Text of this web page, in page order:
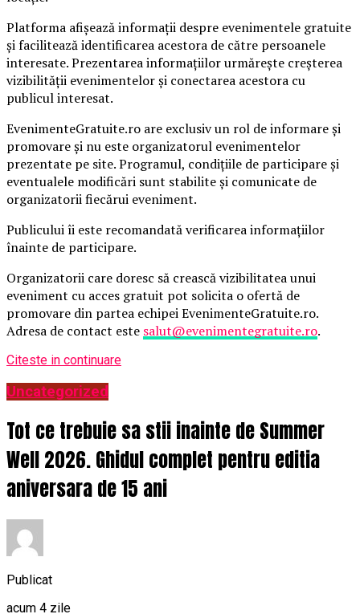
Platforma afișează informații despre evenimentele gratuite
și facilitează identificarea acestora de către persoanele
interesate. Prezentarea informațiilor urmărește creșterea
vizibilității evenimentelor și conectarea acestora cu
publicul interesat.
EvenimenteGratuite.ro are exclusiv un rol de informare și
promovare și nu este organizatorul evenimentelor
prezentate pe site. Programul, condițiile de participare și
eventualele modificări sunt stabilite și comunicate de
organizatorii fiecărui eveniment.
Publicului îi este recomandată verificarea informațiilor
înainte de participare.
Organizatorii care doresc să crească vizibilitatea unui
eveniment cu acces gratuit pot solicita o ofertă de
promovare din partea echipei EvenimenteGratuite.ro.
Adresa de contact este salut@evenimentegratuite.ro.
Citeste in continuare
Uncategorized
Tot ce trebuie sa stii inainte de Summer
Well 2026. Ghidul complet pentru editia
aniversara de 15 ani
Publicat
acum 4 zile